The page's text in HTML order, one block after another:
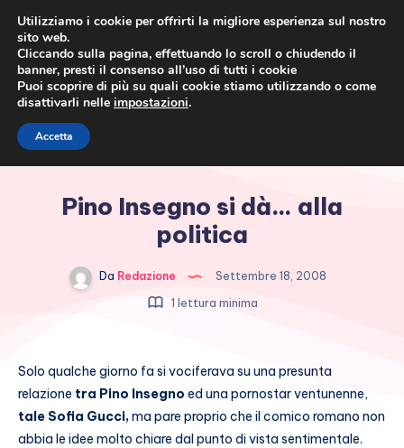
Pino Insegno si dà… alla
politica
Da Redazione
Settembre 18, 2008
1 lettura minima
Solo qualche giorno fa si vociferava su una presunta
relazione tra Pino Insegno ed una pornostar ventunenne,
tale Sofia Gucci,ma pare proprio che il comico romano non
abbia le idee molto chiare dal punto di vista sentimentale.
Utilizziamo i cookie per offrirti la migliore esperienza sul nostro
sito web.
Cliccando sulla pagina, effettuando lo scroll o chiudendo il
banner, presti il consenso all’uso di tutti i cookie
Puoi scoprire di più su quali cookie stiamo utilizzando o come
disattivarli nelle impostazioni.
Accetta